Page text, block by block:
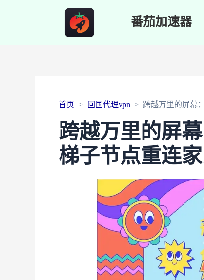
番茄加速器
首页 回国代理vpn 跨越万里的屏幕
跨越万里的屏
梯子节点重连